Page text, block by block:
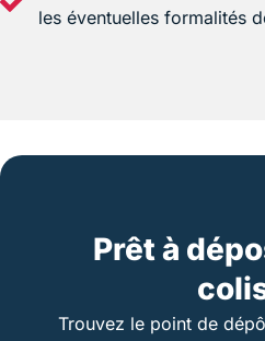
les éventuelles formalités
Prêt à
Trouvez le point de